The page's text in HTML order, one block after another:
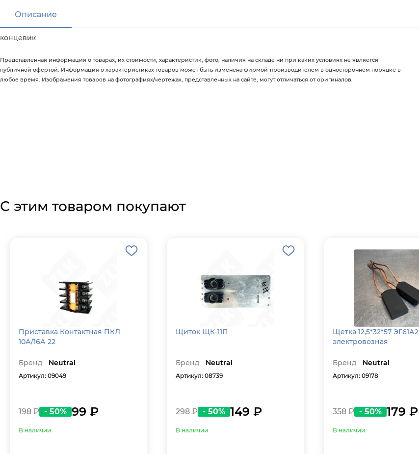
Описание
концевик
Представленная информация о товарах, их стоимости, характеристик, фото, наличия на складе ни при каких условиях не является
публичной офертой. Информация о характеристиках товаров может быть изменена фирмой-производителем в одностороннем порядке в
любое время. Изображения товаров на фотографиях/чертежах, представленных на сайте, могут отличаться от оригиналов.
С этим товаром покупают
Приставка Контактная ПКЛ
10А/16А 22
Бренд Neutral
Артикул: 09049
198 ₽ - 50% 99 ₽
В наличии
Щиток ЩК-11П
Бренд Neutral
Артикул: 08739
298 ₽ - 50% 149 ₽
В наличии
Щетка 12,5*32*57 ЭГ61А2
электровозная
Бренд Neutral
Артикул: 09178
358 ₽ - 50% 179 ₽
В наличии